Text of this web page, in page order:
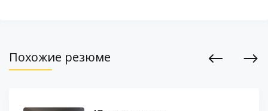
Похожие резюме